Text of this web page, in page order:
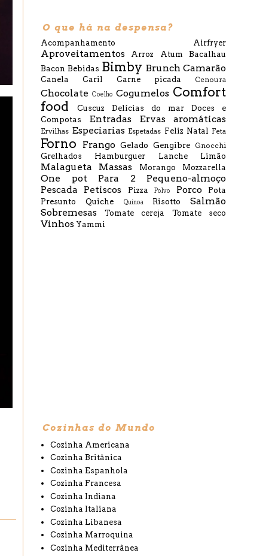
O que há na despensa?
Acompanhamento Airfryer
Aproveitamentos Arroz Atum
Bacalhau
Bacon Bebidas Bimby Brunch Camarão
Canela Caril Carne picada Cenoura
Chocolate Coelho Cogumelos Comfort
food
Cuscuz Delícias do mar
Doces e
Compotas
Entradas Ervas aromáticas
Ervilhas Especiarias Espetadas Feliz Natal Feta
Forno Frango Gelado Gengibre Gnocchi
Grelhados Hamburguer Lanche Limão
Malagueta Massas Morango Mozzarella
One pot Para 2
Pequeno-almoço
Pescada
Petiscos Pizza Polvo Porco
Pota
Presunto
Quiche Quinoa Risotto
Salmão
Sobremesas
Tomate cereja Tomate seco
Vinhos Yammi
Cozinhas do Mundo
Cozinha Americana
Cozinha Britânica
Cozinha Espanhola
Cozinha Francesa
Cozinha Indiana
Cozinha Italiana
Cozinha Libanesa
Cozinha Marroquina
Cozinha Mediterrânea